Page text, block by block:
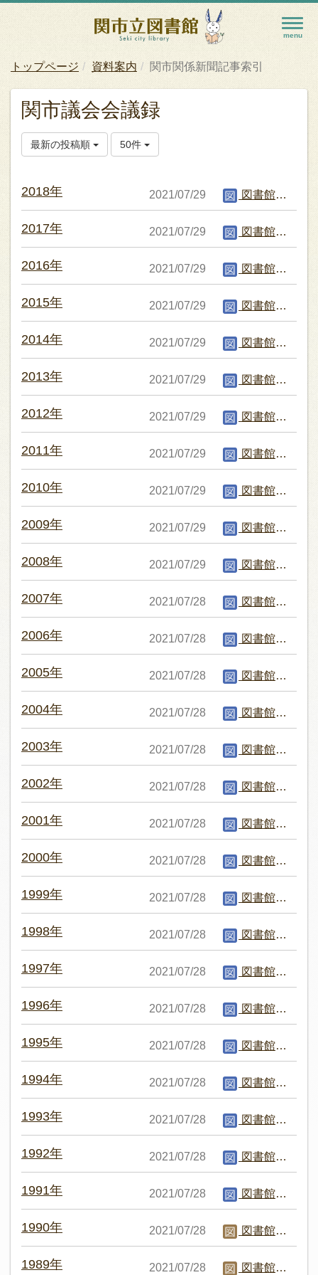
トップページ 資料案内 関市関係新聞記事索引
関市議会会議録
最新の投稿順 50件
2018年 2021/07/29 図書館編集者
2017年 2021/07/29 図書館編集者
2016年 2021/07/29 図書館編集者
2015年 2021/07/29 図書館編集者
2014年 2021/07/29 図書館編集者
2013年 2021/07/29 図書館編集者
2012年 2021/07/29 図書館編集者
2011年 2021/07/29 図書館編集者
2010年 2021/07/29 図書館編集者
2009年 2021/07/29 図書館編集者
2008年 2021/07/29 図書館編集者
2007年 2021/07/28 図書館編集者
2006年 2021/07/28 図書館編集者
2005年 2021/07/28 図書館編集者
2004年 2021/07/28 図書館編集者
2003年 2021/07/28 図書館編集者
2002年 2021/07/28 図書館編集者
2001年 2021/07/28 図書館編集者
2000年 2021/07/28 図書館編集者
1999年 2021/07/28 図書館編集者
1998年 2021/07/28 図書館編集者
1997年 2021/07/28 図書館編集者
1996年 2021/07/28 図書館編集者
1995年 2021/07/28 図書館編集者
1994年 2021/07/28 図書館編集者
1993年 2021/07/28 図書館編集者
1992年 2021/07/28 図書館編集者
1991年 2021/07/28 図書館編集者
1990年 2021/07/28 図書館職員C
1989年 2021/07/28 図書館職員C